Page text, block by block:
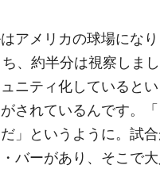
アメリカの球場にな
、約半分は視察しま
ニティ化していると
されているんです。
」というように。試
バーがあり、そこで